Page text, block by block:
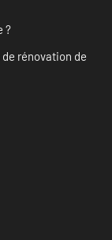
?
rénovation de